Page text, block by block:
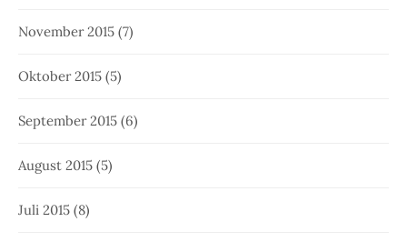
November 2015 (7)
Oktober 2015 (5)
September 2015 (6)
August 2015 (5)
Juli 2015 (8)